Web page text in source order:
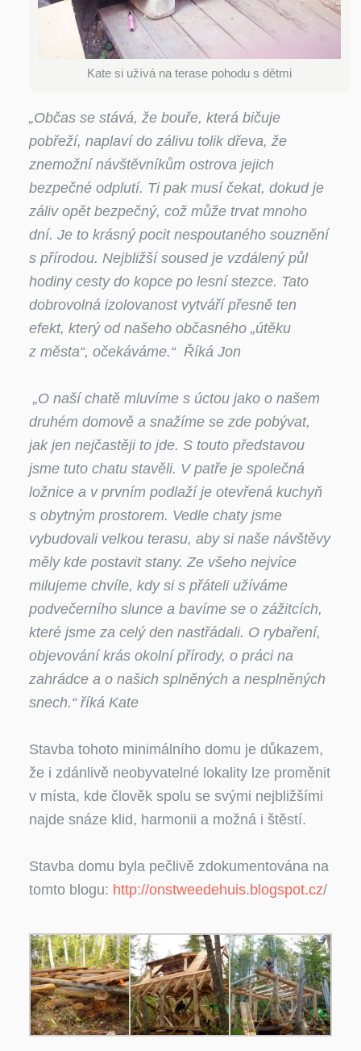
Kate si užívá na terase pohodu s dětmi
„Občas se stává, že bouře, která bičuje
pobřeží, naplaví do zálivu tolik dřeva, že
znemožní návštěvníkům ostrova jejich
bezpečné odplutí. Ti pak musí čekat, dokud je
záliv opět bezpečný, což může trvat mnoho
dní. Je to krásný pocit nespoutaného souznění
s přírodou. Nejbližší soused je vzdálený půl
hodiny cesty do kopce po lesní stezce. Tato
dobrovolná izolovanost vytváří přesně ten
efekt, který od našeho občasného „útěku
z města“, očekáváme.“ Říká Jon
„O naší chatě mluvíme s úctou jako o našem
druhém domově a snažíme se zde pobývat,
jak jen nejčastěji to jde. S touto představou
jsme tuto chatu stavěli. V patře je společná
ložnice a v prvním podlaží je otevřená kuchyň
s obytným prostorem. Vedle chaty jsme
vybudovali velkou terasu, aby si naše návštěvy
měly kde postavit stany. Ze všeho nejvíce
milujeme chvíle, kdy si s přáteli užíváme
podvečerního slunce a bavíme se o zážitcích,
které jsme za celý den nastřádali. O rybaření,
objevování krás okolní přírody, o práci na
zahrádce a o našich splněných a nesplněných
snech.“ říká Kate
Stavba tohoto minimálního domu je důkazem,
že i zdánlivě neobyvatelné lokality lze proměnit
v místa, kde člověk spolu se svými nejbližšími
najde snáze klid, harmonii a možná i štěstí.
Stavba domu byla pečlivě zdokumentována na
tomto blogu: http://onstweedehuis.blogspot.cz/